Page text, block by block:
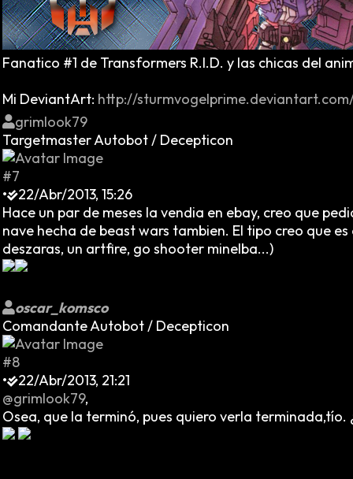
Fanatico #1 de Transformers R.I.D. y las chicas del
Mi DeviantArt: http://
grimlook79
Targetmaster Autobot / Decepticon
#7
•
22/Abr/2013, 15:26
Hace un par de meses la vendia en ebay, creo que
nave hecha de beast wars tambien. El tipo creo que
deszaras, un artfire, go shooter minelba...)
oscar_komsco
Comandante Autobot / Decepticon
#8
•
22/Abr/2013, 21:21
@grimlook79,
Osea, que la terminó, pues quiero verla terminada,tío.